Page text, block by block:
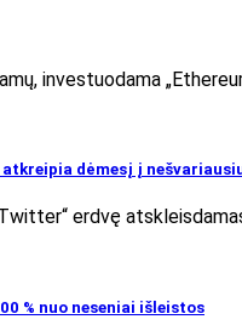
investuodama
dėmesį į
erdvę
% nuo neseniai išleistos